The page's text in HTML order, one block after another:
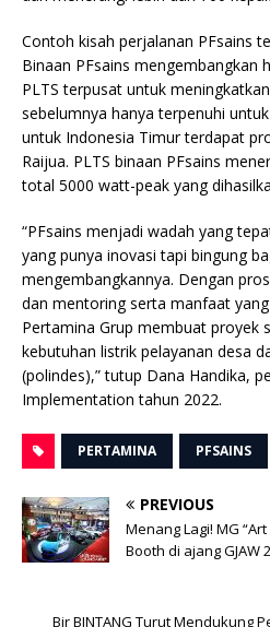
Contoh kisah perjalanan PFsains
Binaan PFsains mengembangkan
PLTS terpusat untuk
sebelumnya hanya terpenuhi
untuk Indonesia Timur terdapat
Raijua. PLTS binaan PFsains
total 5000 watt-peak yang
“PFsains menjadi wadah yang
yang punya inovasi tapi bingung
mengembangkannya. Dengan
dan mentoring serta manfaat
Pertamina Grup membuat proyek
kebutuhan listrik pelayanan desa
(polindes),” tutup Dana Handika,
Implementation tahun 2022.
PERTAMINA PFSAINS
PREVIOUS
Menang Lagi! MG
Booth di ajang GJAW
Bir BINTANG Turut Mendukung